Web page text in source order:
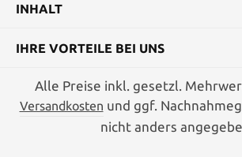
INHALT
IHRE VORTEILE BEI UNS
Alle Preise inkl. gesetzl.
Versandkosten und ggf.
nicht anders